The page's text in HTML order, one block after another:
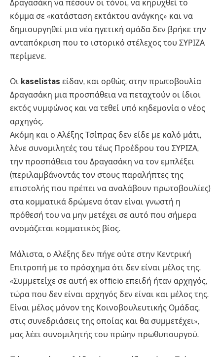
Δραγασάκη να πέσουν οι τόνοι, να κηρυχθεί το
κόμμα σε «κατάσταση εκτάκτου ανάγκης» και να
δημιουργηθεί μια νέα ηγετική ομάδα δεν βρήκε την
ανταπόκριση που το ιστορικό στέλεχος του ΣΥΡΙΖΑ
περίμενε.
Οι kaselistas είδαν, και ορθώς, στην πρωτοβουλία
Δραγασάκη μια προσπάθεια να πεταχτούν οι ίδιοι
εκτός νυμφώνος και να τεθεί υπό κηδεμονία ο νέος
αρχηγός.
Ακόμη και ο Αλέξης Τσίπρας δεν είδε με καλό μάτι,
λένε συνομιλητές του τέως Προέδρου του ΣΥΡΙΖΑ,
την προσπάθεια του Δραγασάκη να τον εμπλέξει
(περιλαμβάνοντάς τον στους παραλήπτες της
επιστολής που πρέπει να αναλάβουν πρωτοβουλίες)
στα κομματικά δρώμενα όταν είναι γνωστή η
πρόθεσή του να μην μετέχει σε αυτό που σήμερα
ονομάζεται κομματικός βίος.
Μάλιστα, ο Αλέξης δεν πήγε ούτε στην Κεντρική
Επιτροπή με το πρόσχημα ότι δεν είναι μέλος της.
«Συμμετείχε σε αυτή ex officio επειδή ήταν αρχηγός,
τώρα που δεν είναι αρχηγός δεν είναι και μέλος της.
Είναι μέλος μόνον της Κοινοβουλευτικής Ομάδας,
στις συνεδριάσεις της οποίας και θα συμμετέχει»,
μας λέει συνομιλητής του πρώην πρωθυπουργού.